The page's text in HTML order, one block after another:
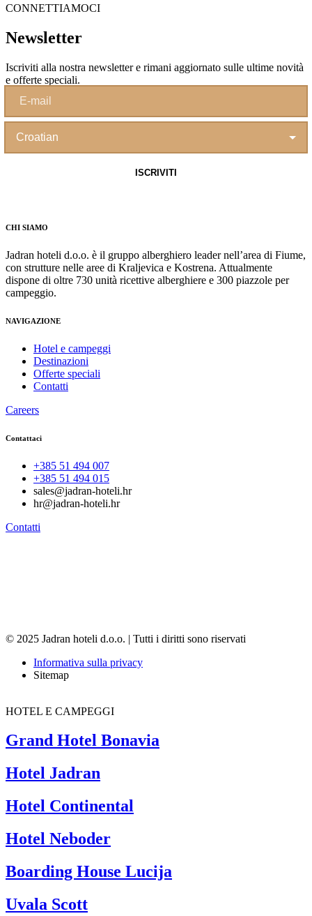
CONNETTIAMOCI
Newsletter
Iscriviti alla nostra newsletter e rimani aggiornato sulle ultime novità
e offerte speciali.
CHI SIAMO
Jadran hoteli d.o.o. è il gruppo alberghiero leader nell’area di Fiume,
con strutture nelle aree di Kraljevica e Kostrena. Attualmente
dispone di oltre 730 unità ricettive alberghiere e 300 piazzole per
campeggio.
NAVIGAZIONE
Hotel e campeggi
Destinazioni
Offerte speciali
Contatti
Careers
Contattaci
+385 51 494 007
+385 51 494 015
sales@jadran-hoteli.hr
hr@jadran-hoteli.hr
Contatti
© 2025 Jadran hoteli d.o.o. | Tutti i diritti sono riservati
Informativa sulla privacy
Sitemap
HOTEL E CAMPEGGI
Grand Hotel Bonavia
Hotel Jadran
Hotel Continental
Hotel Neboder
Boarding House Lucija
Uvala Scott